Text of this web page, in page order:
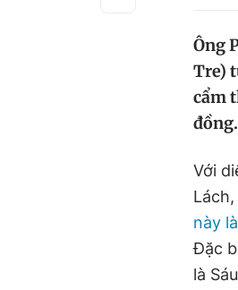
Ông
Tre)
cẩm
đồng.
Với
này
Đặc
là